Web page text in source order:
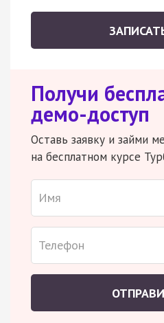
Получи
демо-доступ
Оставь заявку и займи
на бесплатном курсе